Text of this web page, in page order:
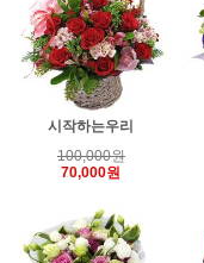
시작하는우리
100,000원
70,000원